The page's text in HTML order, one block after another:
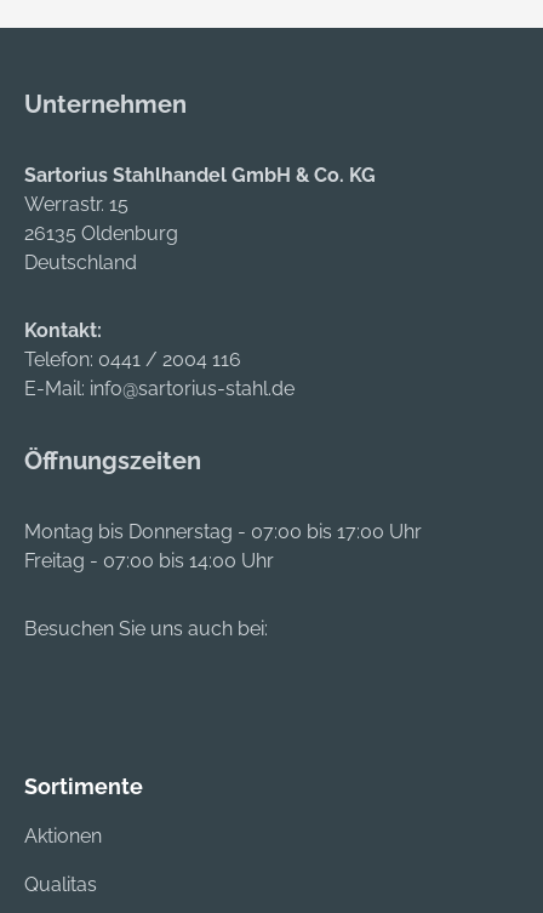
Stiftschrauben
Unternehmen
Sartorius Stahlhandel GmbH & Co. KG
Werrastr. 15
26135 Oldenburg
Deutschland
Kontakt:
Telefon: 0441 / 2004 116
E-Mail: info@sartorius-stahl.de
Öffnungszeiten
Montag bis Donnerstag - 07:00 bis 17:00 Uhr
Freitag - 07:00 bis 14:00 Uhr
Besuchen Sie uns auch bei:
Sortimente
Aktionen
Qualitas